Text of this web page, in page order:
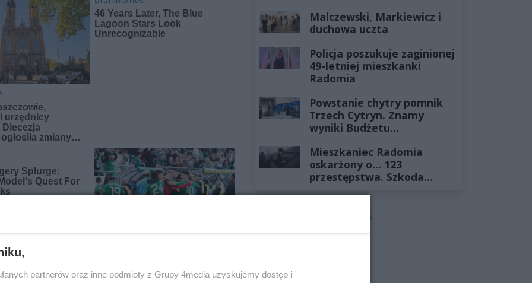
żyłach
Malczewski, Markiewicz i
duchowa uczta
Policja poszukuje zaginionej
49-letniej mieszkanki
Radomia
Powstanie chytry pomnik
Trzech Cytryn. Znamy
wyniki Budżetu
Mieszkaniec Radomia
oskarżony o... 123
przestępstwa. Szkoda
REKLAMA
partnerów oraz inne podmioty z Grupy 4media uzyskujemy dostęp i